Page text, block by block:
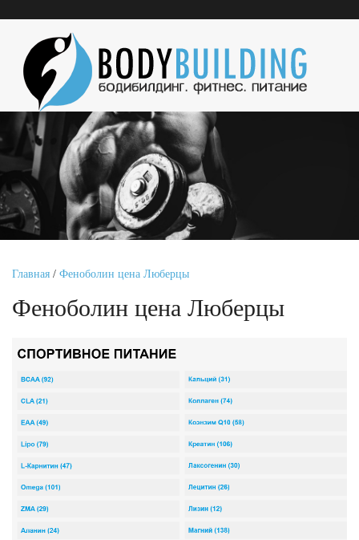
Главная / Феноболин цена Люберцы
Феноболин цена Люберцы